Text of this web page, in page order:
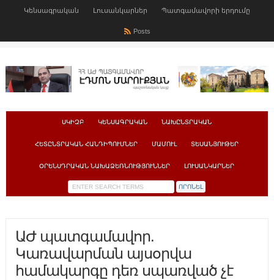
Կենսագրական Լուսանկարներ Պատգամավորի երդումը
Posts
ՍԿԻԶԲ ԿԵՆՍԱԳՐԱԿԱՆ ՆԱԽԸՆՏՐԱԿԱՆ
ՀԵՏԸՆՏՐԱԿԱՆ ՀԱՆԴԻՊՈՒՄՆԵՐ ՄԱՄՈՒԼ ՏԵՍԱՆՅՈՒԹԵՐ
ՕՐԵՆՍԴՐԱԿԱՆ ՆԱԽԱՁԵՌՆՈՒԹՅՈՒՆՆԵՐ ԼՈՒՍԱՆԿԱՐՆԵՐ
ԱԺ պատգամավոր.
Կառավարման այսօրվա
համակարգը դեռ սպառված չէ